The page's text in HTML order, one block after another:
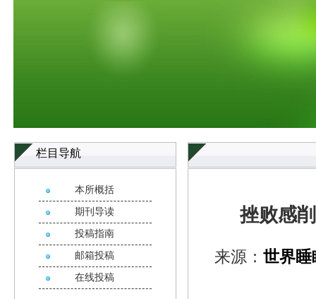
栏目导航
本所概括
期刊导读
投稿指南
邮箱投稿
在线投稿
挫败感
来源： 世界睡